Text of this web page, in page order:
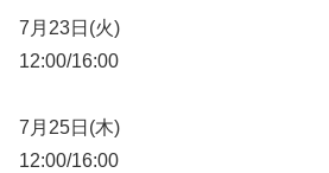
7月23日(火)
12:00/16:00
7月25日(木)
12:00/16:00